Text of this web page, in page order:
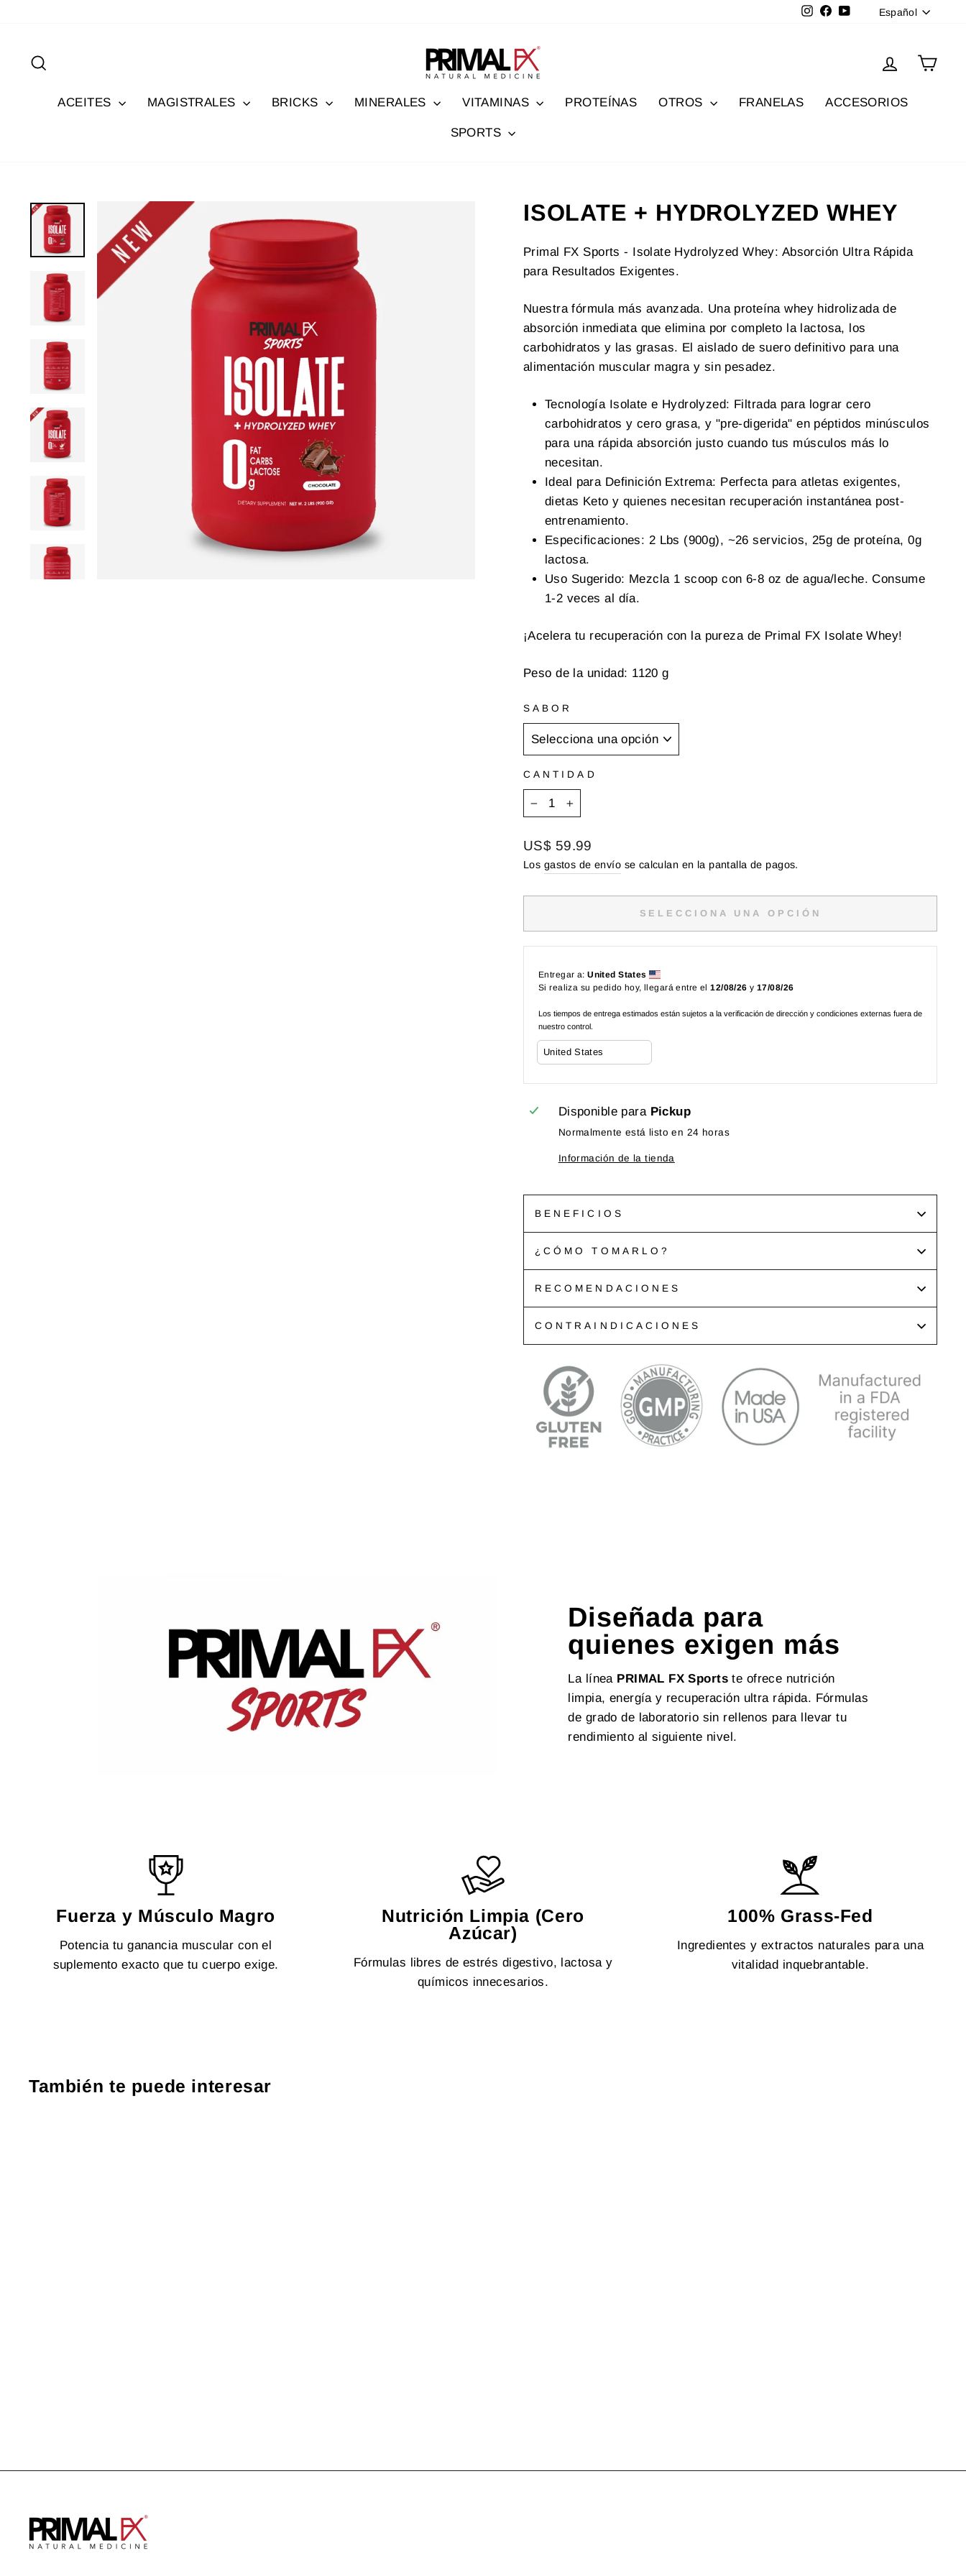
contenido
Instagram
Facebook
YouTubeIdioma
Español
Ingresar
ACEITES MAGISTRALES BRICKS MINERALES VITAMINAS PROTEÍNAS OTROS FRANELAS ACCESORIOS
SPORTS
ISOLATE + HYDROLYZED WHEY
Primal FX Sports - Isolate Hydrolyzed Whey: Absorción Ultra Rápida
para Resultados Exigentes.
Nuestra fórmula más avanzada. Una proteína whey hidrolizada de
absorción inmediata que elimina por completo la lactosa, los
carbohidratos y las grasas. El aislado de suero definitivo para una
alimentación muscular magra y sin pesadez.
Tecnología Isolate e Hydrolyzed: Filtrada para lograr cero
carbohidratos y cero grasa, y "pre-digerida" en péptidos minúsculos
para una rápida absorción justo cuando tus músculos más lo
necesitan.
Ideal para Definición Extrema: Perfecta para atletas exigentes,
dietas Keto y quienes necesitan recuperación instantánea post-
entrenamiento.
Especificaciones: 2 Lbs (900g), ~26 servicios, 25g de proteína, 0g
lactosa.
Uso Sugerido: Mezcla 1 scoop con 6-8 oz de agua/leche. Consume
1-2 veces al día.
¡Acelera tu recuperación con la pureza de Primal FX Isolate Whey!
Peso de la unidad: 1120 g
SABOR
CANTIDAD
Precio
habitual
US$ 59.99
Los gastos de envío se calculan en la pantalla de pagos.
SELECCIONA UNA OPCIÓN
Entregar a:United States
Si realiza su pedido hoy, llegará entre el12/08/26 y 17/08/26
Los tiempos de entrega estimados están sujetos a la verificación de dirección y condiciones externas fuera de
nuestro control.
Disponible para Pickup
Normalmente está listo en 24 horas
Información de la tienda
BENEFICIOS
¿CÓMO TOMARLO?
RECOMENDACIONES
CONTRAINDICACIONES
Diseñada para
quienes exigen más
La línea PRIMAL FX Sports te ofrece nutrición
limpia, energía y recuperación ultra rápida. Fórmulas
de grado de laboratorio sin rellenos para llevar tu
rendimiento al siguiente nivel.
Fuerza y Músculo Magro
Potencia tu ganancia muscular con el
suplemento exacto que tu cuerpo exige.
Nutrición Limpia (Cero
Azúcar)
Fórmulas libres de estrés digestivo, lactosa y
químicos innecesarios.
100% Grass-Fed
Ingredientes y extractos naturales para una
vitalidad inquebrantable.
También te puede interesar